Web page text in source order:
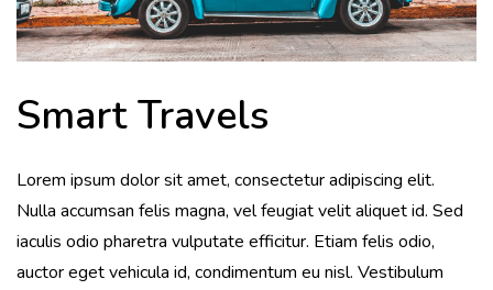
Smart Travels
Lorem ipsum dolor sit amet, consectetur adipiscing elit.
Nulla accumsan felis magna, vel feugiat velit aliquet id. Sed
iaculis odio pharetra vulputate efficitur. Etiam felis odio,
auctor eget vehicula id, condimentum eu nisl. Vestibulum